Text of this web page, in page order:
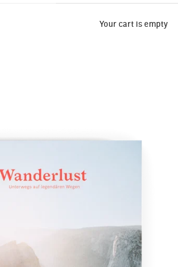
Your cart is empty